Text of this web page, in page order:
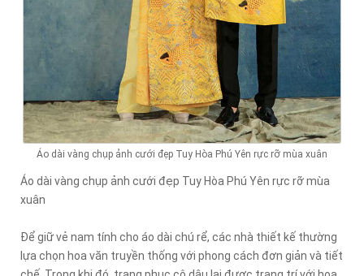
Áo dài vàng chụp ảnh cưới đẹp Tuy Hòa Phú Yên rực rỡ mùa xuân
Áo dài vàng chụp ảnh cưới đẹp Tuy Hòa Phú Yên rực rỡ mùa
xuân
Để giữ vẻ nam tính cho áo dài chú rể, các nhà thiết kế thường
lựa chọn hoa văn truyền thống với phong cách đơn giản và tiết